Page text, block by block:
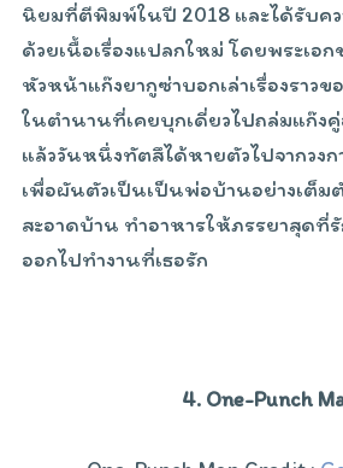
นิยมที่ตีพิมพ์ในปี 2018 และได้รับคว
ด้วยเนื้อเรื่องแปลกใหม่ โดยพระเอก
หัวหน้าแก๊งยากูซ่าบอกเล่าเรื่องราว
ในตำนานที่เคยบุกเดี่ยวไปถล่มแก๊ง
แล้ววันหนึ่งทัตสึได้หายตัวไปจากวงก
เพื่อผันตัวเป็นเป็นพ่อบ้านอย่างเต็ม
สะอาดบ้าน ทำอาหารให้ภรรยาสุดที่
ออกไปทำงานที่เธอรัก
4. One-Punch